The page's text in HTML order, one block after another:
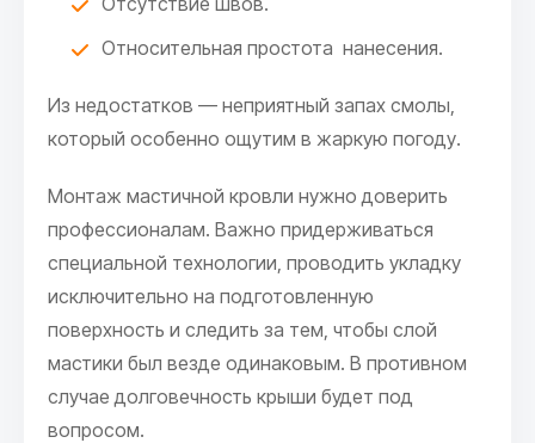
Относительная простота нанесения.
Из недостатков — неприятный запах смолы,
который особенно ощутим в жаркую погоду.
Монтаж мастичной кровли нужно доверить
профессионалам. Важно придерживаться
специальной технологии, проводить укладку
исключительно на подготовленную
поверхность и следить за тем, чтобы слой
мастики был везде одинаковым. В противном
случае долговечность крыши будет под
вопросом.